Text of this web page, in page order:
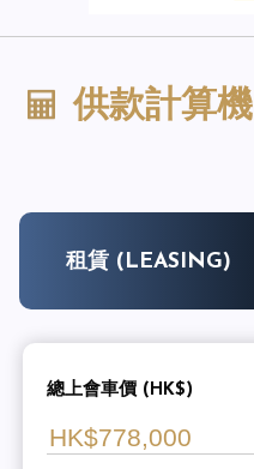
供款計算機
租賃 (LEASING)
總上會車價 (HK$)